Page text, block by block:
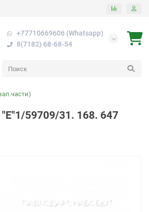
+77710669606 (Whatsapp)
8(7182) 68-68-54
59709/31. 168. 647